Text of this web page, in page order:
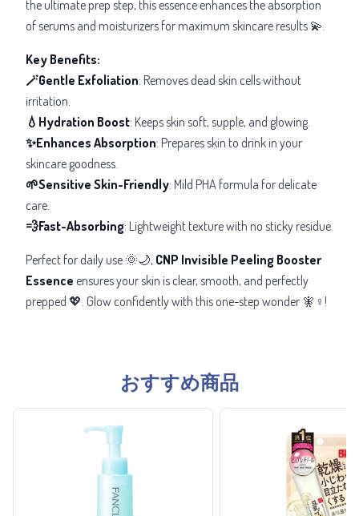
the ultimate prep step, this essence enhances the absorption
of serums and moisturizers for maximum skincare results 💫.
Key Benefits:
🪄Gentle Exfoliation: Removes dead skin cells without
irritation.
💧Hydration Boost: Keeps skin soft, supple, and glowing.
✨Enhances Absorption: Prepares skin to drink in your
skincare goodness.
🌱Sensitive Skin-Friendly: Mild PHA formula for delicate
care.
💨Fast-Absorbing: Lightweight texture with no sticky residue.
Perfect for daily use 🌞🌙, CNP Invisible Peeling Booster
Essence ensures your skin is clear, smooth, and perfectly
prepped 💖. Glow confidently with this one-step wonder 🧚♀️!
おすすめ商品